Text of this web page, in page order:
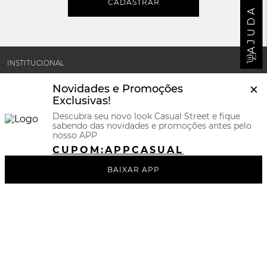
AJUDA
×
Novidades e Promoções
Exclusivas!
Descubra seu novo look Casual Street e fique
sabendo das novidades e promoções antes pelo
nosso APP
CUPOM:APPCASUAL
BAIXAR APP
CADASTRAR
INSTITUCIONAL
MINHA CONTA
SUPORTE E POLÍTICAS